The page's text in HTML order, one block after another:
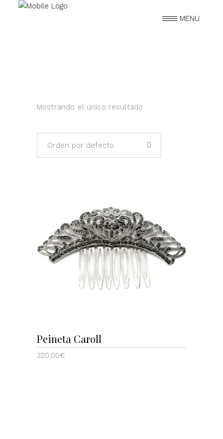
MENU
Mostrando el único resultado
Orden por defecto
AÑADIR AL CARRITO
Peineta Caroll
320,00€